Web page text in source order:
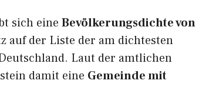
sich eine Bevölkerungsdichte von
auf der Liste der am dichtesten
Laut der amtlichen
damit eine Gemeinde mit